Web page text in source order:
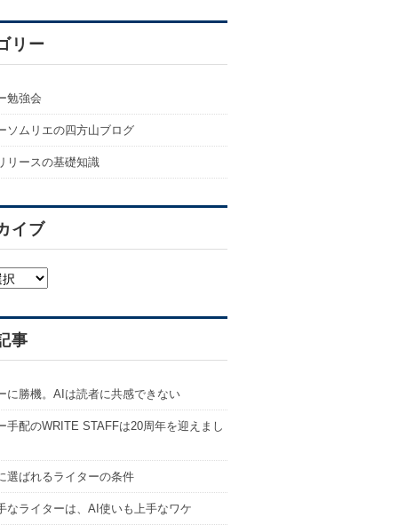
リー
勉強会
ソムリエの四方山ブログ
リースの基礎知識
イブ
事
に勝機。AIは読者に共感できない
手配のWRITE STAFFは20周年を迎えまし
選ばれるライターの条件
なライターは、AI使いも上手なワケ